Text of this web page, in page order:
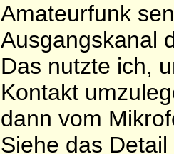
Amateurfunk
Ausgangskanal
Das nutzte ich,
Kontakt
dann vom
Siehe das